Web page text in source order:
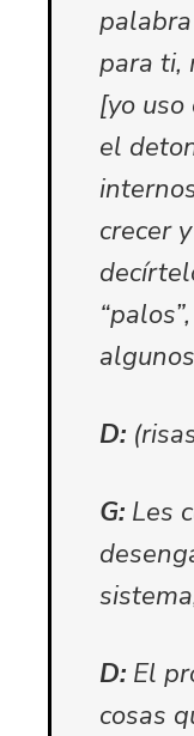
para ti,
[yo
el
crecer
D:
G: Les
D: El
cosas